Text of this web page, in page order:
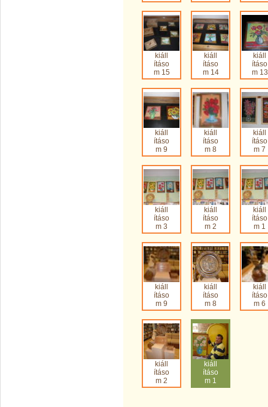
kiáll
ításo
m 15
kiáll
ításo
m 14
kiáll
ításo
m 13
kiáll
ításo
m 9
kiáll
ításo
m 8
kiáll
ításo
m 7
kiáll
ításo
m 3
kiáll
ításo
m 2
kiáll
ításo
m 1
kiáll
ításo
m 9
kiáll
ításo
m 8
kiáll
ításo
m 6
kiáll
ításo
m 2
kiáll
ításo
m 1